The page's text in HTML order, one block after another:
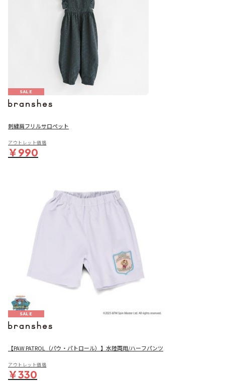
SALE
刺繍肩フリルサロペット
アウトレット価格
￥990
SALE
【PAW PATROL（パウ・パトロール）】水陸両用/ハーフパンツ
アウトレット価格
￥330